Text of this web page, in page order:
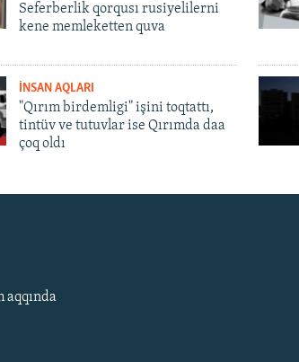
Seferberlik qorqusı rusiyelilerni
kene memleketten quva
İNSAN AQLARI
"Qırım birdemligi" işini toqtattı,
tintüv ve tutuvlar ise Qırımda daa
çoq oldı
aqqında